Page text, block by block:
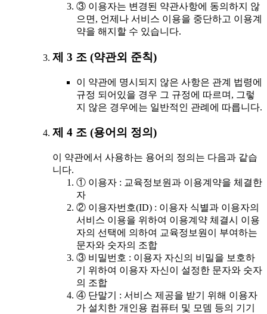
③ 이용자는 변경된 약관사항에 동의하지 않
으면, 언제나 서비스 이용을 중단하고 이용계
약을 해지할 수 있습니다.
제 3 조 (약관외 준칙)
이 약관에 명시되지 않은 사항은 관계 법령에
규정 되어있을 경우 그 규정에 따르며, 그렇
지 않은 경우에는 일반적인 관례에 따릅니다.
제 4 조 (용어의 정의)
이 약관에서 사용하는 용어의 정의는 다음과 같습
니다.
① 이용자 : 교육정보원과 이용계약을 체결한
자
② 이용자번호(ID) : 이용자 식별과 이용자의
서비스 이용을 위하여 이용계약 체결시 이용
자의 선택에 의하여 교육정보원이 부여하는
문자와 숫자의 조합
③ 비밀번호 : 이용자 자신의 비밀을 보호하
기 위하여 이용자 자신이 설정한 문자와 숫자
의 조합
④ 단말기 : 서비스 제공을 받기 위해 이용자
가 설치한 개인용 컴퓨터 및 모뎀 등의 기기